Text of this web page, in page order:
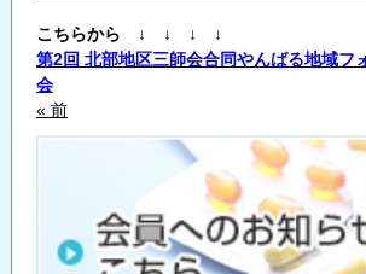
こちらから ↓ ↓ ↓ ↓
第2回 北部地区三師会合同やんばる地域フ
会
« 前